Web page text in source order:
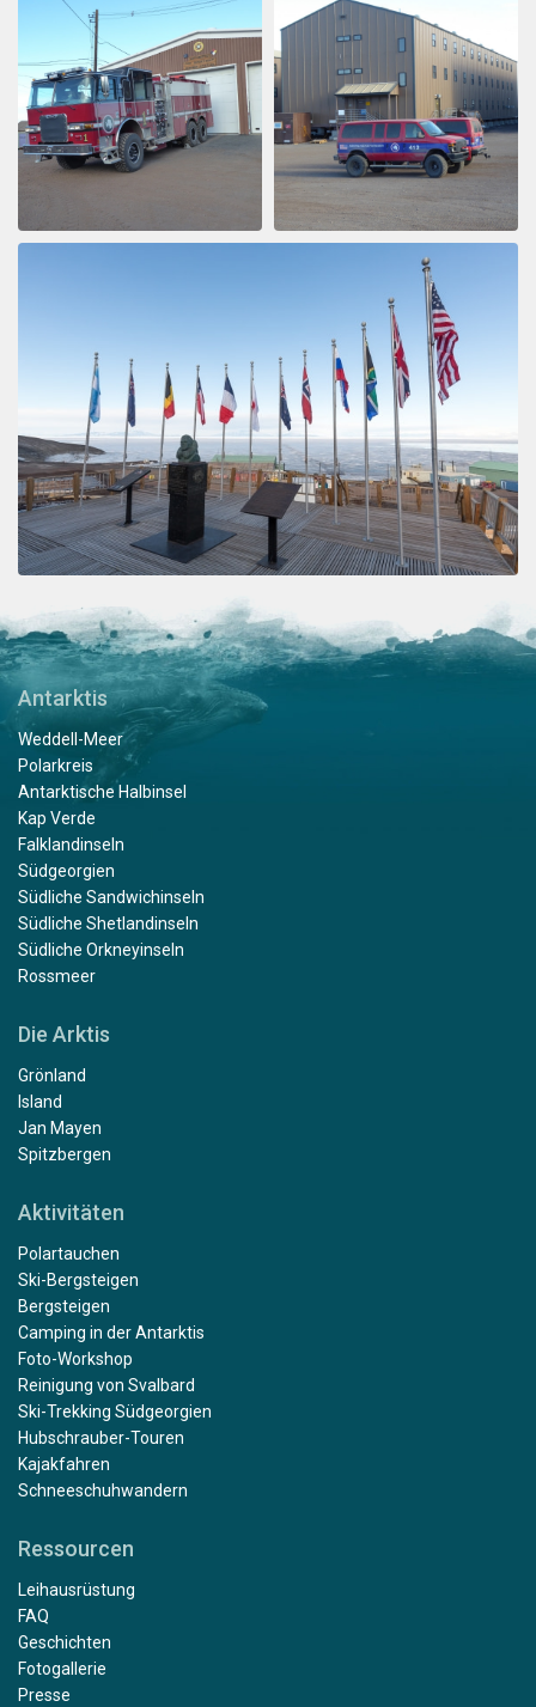
Antarktis
Weddell-Meer
Polarkreis
Antarktische Halbinsel
Kap Verde
Falklandinseln
Südgeorgien
Südliche Sandwichinseln
Südliche Shetlandinseln
Südliche Orkneyinseln
Rossmeer
Die Arktis
Grönland
Island
Jan Mayen
Spitzbergen
Aktivitäten
Polartauchen
Ski-Bergsteigen
Bergsteigen
Camping in der Antarktis
Foto-Workshop
Reinigung von Svalbard
Ski-Trekking Südgeorgien
Hubschrauber-Touren
Kajakfahren
Schneeschuhwandern
Ressourcen
Leihausrüstung
FAQ
Geschichten
Fotogallerie
Presse